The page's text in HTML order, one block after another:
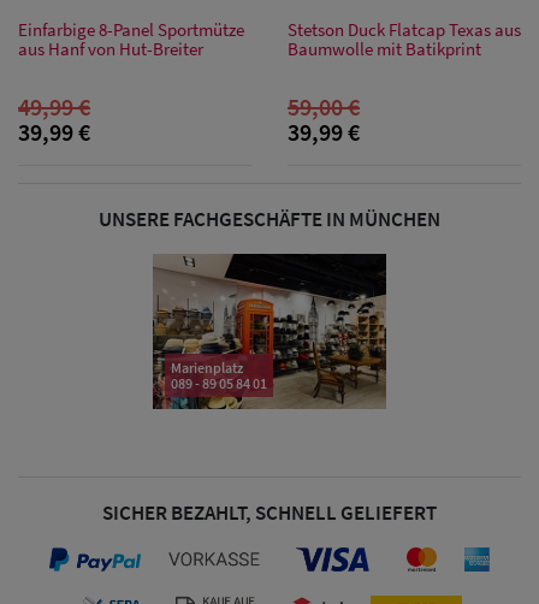
& Visoren
Damen
Snapback Caps
Einfarbige 8-Panel Sportmütze
aus Hanf von Hut-Breiter
49,99 €
39,99 €
Stetson Duck Flatcap Texas aus
Baumwolle mit Batikprint
59,00 €
39,99 €
UNSERE FACHGESCHÄFTE IN MÜNCHEN
Marienplatz
089 - 89 05 84 01
SICHER BEZAHLT, SCHNELL GELIEFERT